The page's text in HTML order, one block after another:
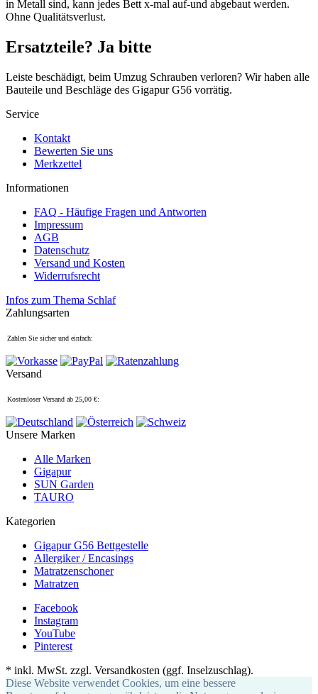
in Metall sind, kann jedes Bett x-mal auf-und abgebaut werden.
Ohne Qualitätsverlust.
Ersatzteile? Ja bitte
Leiste beschädigt, beim Umzug Schrauben verloren? Wir haben alle
Bauteile und Beschläge des Gigapur G56 vorrätig.
Service
Kontakt
Bewerten Sie uns
Merkzettel
Informationen
FAQ - Häufige Fragen und Antworten
Impressum
AGB
Datenschutz
Versand und Kosten
Widerrufsrecht
Infos zum Thema Schlaf
Zahlungsarten
Zahlen Sie sicher und einfach:
Versand
Kostenloser Versand ab 25,00 €:
Unsere Marken
Alle Marken
Gigapur
SUN Garden
TAURO
Kategorien
Gigapur G56 Bettgestelle
Allergiker / Encasings
Matratzenschoner
Matratzen
Facebook
Instagram
YouTube
Pinterest
* inkl. MwSt. zzgl. Versandkosten (ggf. Inselzuschlag).
Diese Website verwendet Cookies, um eine bessere